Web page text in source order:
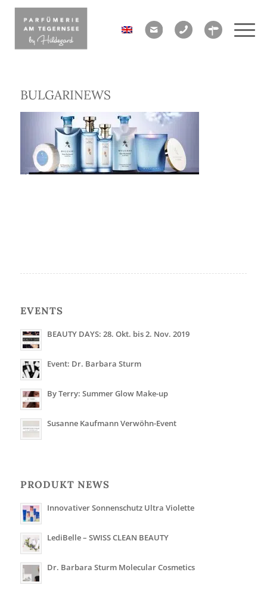
BULGARINEWS
EVENTS
BEAUTY DAYS: 28. Okt. bis 2. Nov. 2019
Event: Dr. Barbara Sturm
By Terry: Summer Glow Make-up
Susanne Kaufmann Verwöhn-Event
PRODUKT NEWS
Innovativer Sonnenschutz Ultra Violette
LediBelle – SWISS CLEAN BEAUTY
Dr. Barbara Sturm Molecular Cosmetics